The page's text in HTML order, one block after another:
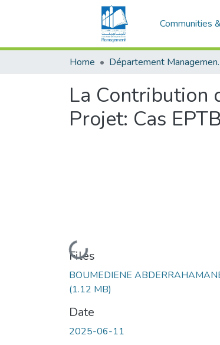
Communities
Home
La Contribution
Projet: Cas
Loading...
Files
BOUMEDIENE
(1.12 MB)
Date
2025-06-11